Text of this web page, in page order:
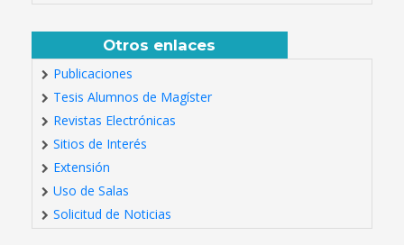
Otros enlaces
Publicaciones
Tesis Alumnos de Magíster
Revistas Electrónicas
Sitios de Interés
Extensión
Uso de Salas
Solicitud de Noticias